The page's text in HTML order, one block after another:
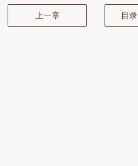
上一章 目录